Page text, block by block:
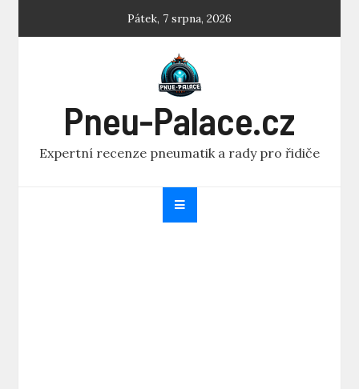
Pátek, 7 srpna, 2026
Pneu-Palace.cz
Expertní recenze pneumatik a rady pro řidiče